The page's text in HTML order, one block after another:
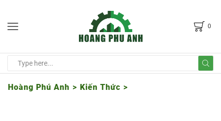
0
Hoàng Phú Anh > Kiến Thức >